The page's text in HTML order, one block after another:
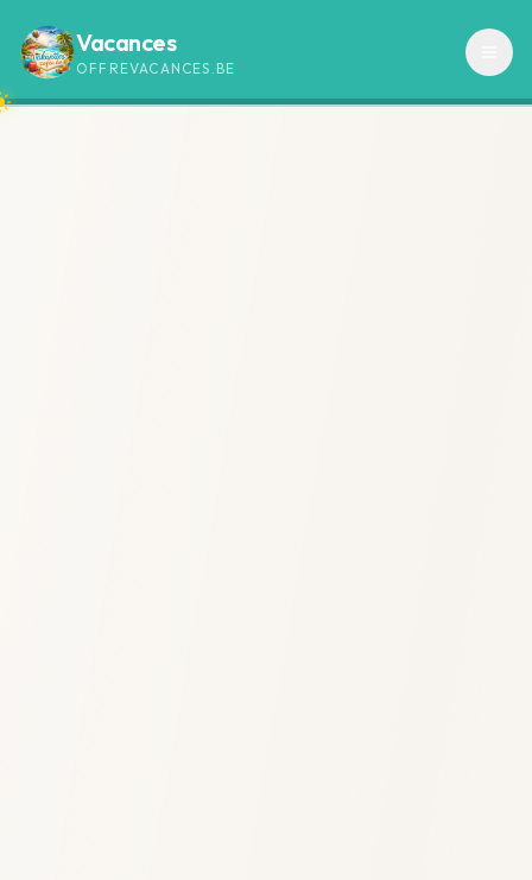
Vacances
OFFREVACANCES.BE